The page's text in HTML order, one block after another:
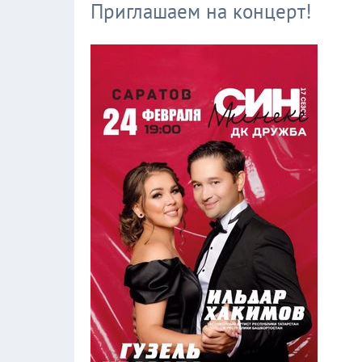
Приглашаем на концерт!